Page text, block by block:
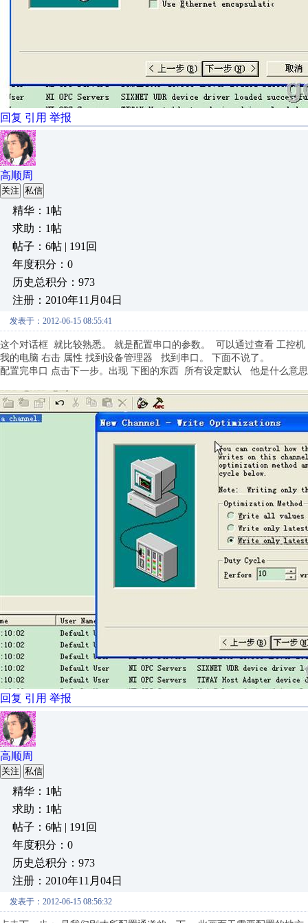
回复 引用 举报
高顺周
关注 私信
精华：1帖
求助：1帖
帖子：6帖 | 191回
年度积分：0
历史总积分：973
注册：2010年11月04日
发表于：2012-06-15 08:55:41
这个对话框 就比较熟悉。 就是配置串口的参数。 可以通过查看 工控
我的电脑 右击 属性 找到设备管理器 找到串口。 下面不说了。
配置完串口 点击下一步。出现 下图的东西 所有设定默认 他是什么意
回复 引用 举报
高顺周
关注 私信
精华：1帖
求助：1帖
帖子：6帖 | 191回
年度积分：0
历史总积分：973
注册：2010年11月04日
发表于：2012-06-15 08:56:32